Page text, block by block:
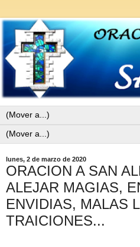
lunes, 2 de marzo de 2020
ORACION A SAN
ALEJAR MAGIAS,
ENVIDIAS, MALAS
TRAICIONES...